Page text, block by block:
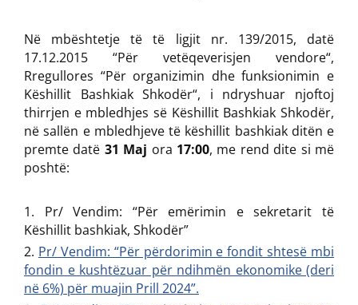
Në mbështetje të të ligjit nr. 139/2015, datë
17.12.2015 “Për vetëqeverisjen vendore“,
Rregullores “Për organizimin dhe funksionimin e
Këshillit Bashkiak Shkodër“, i ndryshuar njoftoj
thirrjen e mbledhjes së Këshillit Bashkiak Shkodër,
në sallën e mbledhjeve të këshillit bashkiak ditën e
premte datë 31 Maj ora 17:00, me rend dite si më
poshtë:
Pr/ Vendim: “Për emërimin e sekretarit të
Këshillit bashkiak, Shkodër”
Pr/ Vendim: “Për përdorimin e fondit shtesë mbi
fondin e kushtëzuar për ndihmën ekonomike (deri
në 6%) për muajin Prill 2024”.